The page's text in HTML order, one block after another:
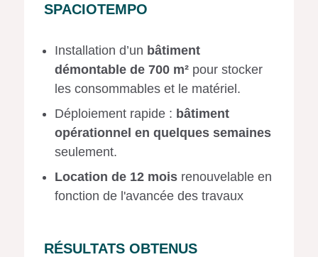
SPACIOTEMPO
Installation d’un bâtiment
démontable de 700 m² pour stocker
les consommables et le matériel.
Déploiement rapide : bâtiment
opérationnel en quelques semaines
seulement.
Location de 12 mois renouvelable en
fonction de l'avancée des travaux
RÉSULTATS OBTENUS